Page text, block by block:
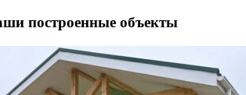
построенные объекты